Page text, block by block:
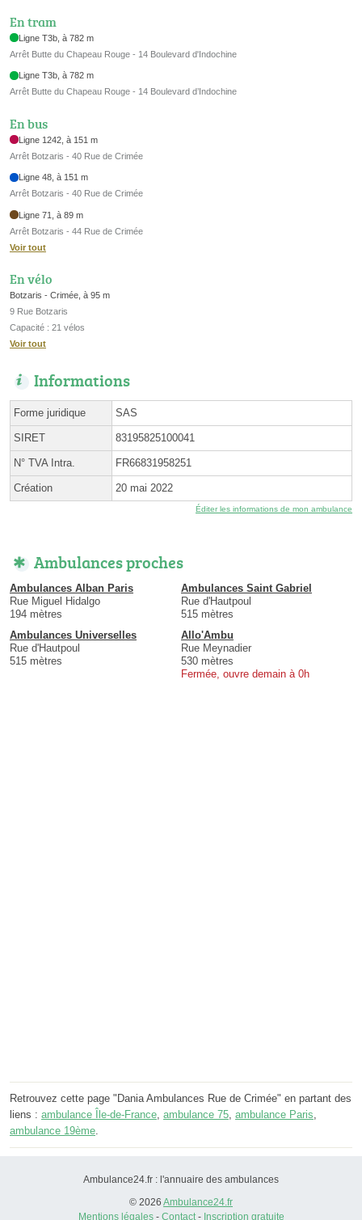
En tram
Ligne T3b, à 782 m
Arrêt Butte du Chapeau Rouge - 14 Boulevard d'Indochine
Ligne T3b, à 782 m
Arrêt Butte du Chapeau Rouge - 14 Boulevard d’Indochine
En bus
Ligne 1242, à 151 m
Arrêt Botzaris - 40 Rue de Crimée
Ligne 48, à 151 m
Arrêt Botzaris - 40 Rue de Crimée
Ligne 71, à 89 m
Arrêt Botzaris - 44 Rue de Crimée
Voir tout
En vélo
Botzaris - Crimée, à 95 m
9 Rue Botzaris
Capacité : 21 vélos
Voir tout
Informations
Forme juridique SAS
SIRET 83195825100041
N° TVA Intra. FR66831958251
Création 20 mai 2022
Éditer les informations de mon ambulance
Ambulances proches
Ambulances Alban Paris
Rue Miguel Hidalgo
194 mètres
Ambulances Saint Gabriel
Rue d'Hautpoul
515 mètres
Ambulances Universelles
Rue d'Hautpoul
515 mètres
Allo'Ambu
Rue Meynadier
530 mètres
Fermée, ouvre demain à 0h
Retrouvez cette page "Dania Ambulances Rue de Crimée" en partant des
liens : ambulance Île-de-France, ambulance 75, ambulance Paris,
ambulance 19ème.
Ambulance24.fr : l'annuaire des ambulances
© 2026 Ambulance24.fr
Mentions légales- Contact- Inscription gratuite